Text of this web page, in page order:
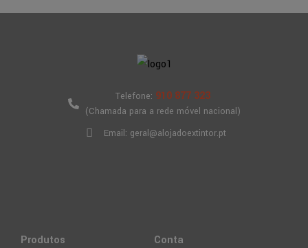
Telefone: 910 877 323
(Chamada para a rede móvel nacional)
Email: geral@alojadoextintor.pt
Produtos
Conta